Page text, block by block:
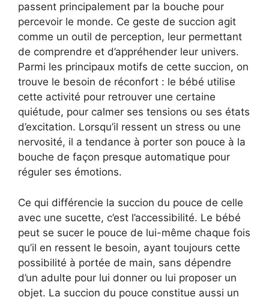
passent principalement par la bouche pour
percevoir le monde. Ce geste de succion agit
comme un outil de perception, leur permettant
de comprendre et d’appréhender leur univers.
Parmi les principaux motifs de cette succion, on
trouve le besoin de réconfort : le bébé utilise
cette activité pour retrouver une certaine
quiétude, pour calmer ses tensions ou ses états
d’excitation. Lorsqu’il ressent un stress ou une
nervosité, il a tendance à porter son pouce à la
bouche de façon presque automatique pour
réguler ses émotions.
Ce qui différencie la succion du pouce de celle
avec une sucette, c’est l’accessibilité. Le bébé
peut se sucer le pouce de lui-même chaque fois
qu’il en ressent le besoin, ayant toujours cette
possibilité à portée de main, sans dépendre
d’un adulte pour lui donner ou lui proposer un
objet. La succion du pouce constitue aussi un